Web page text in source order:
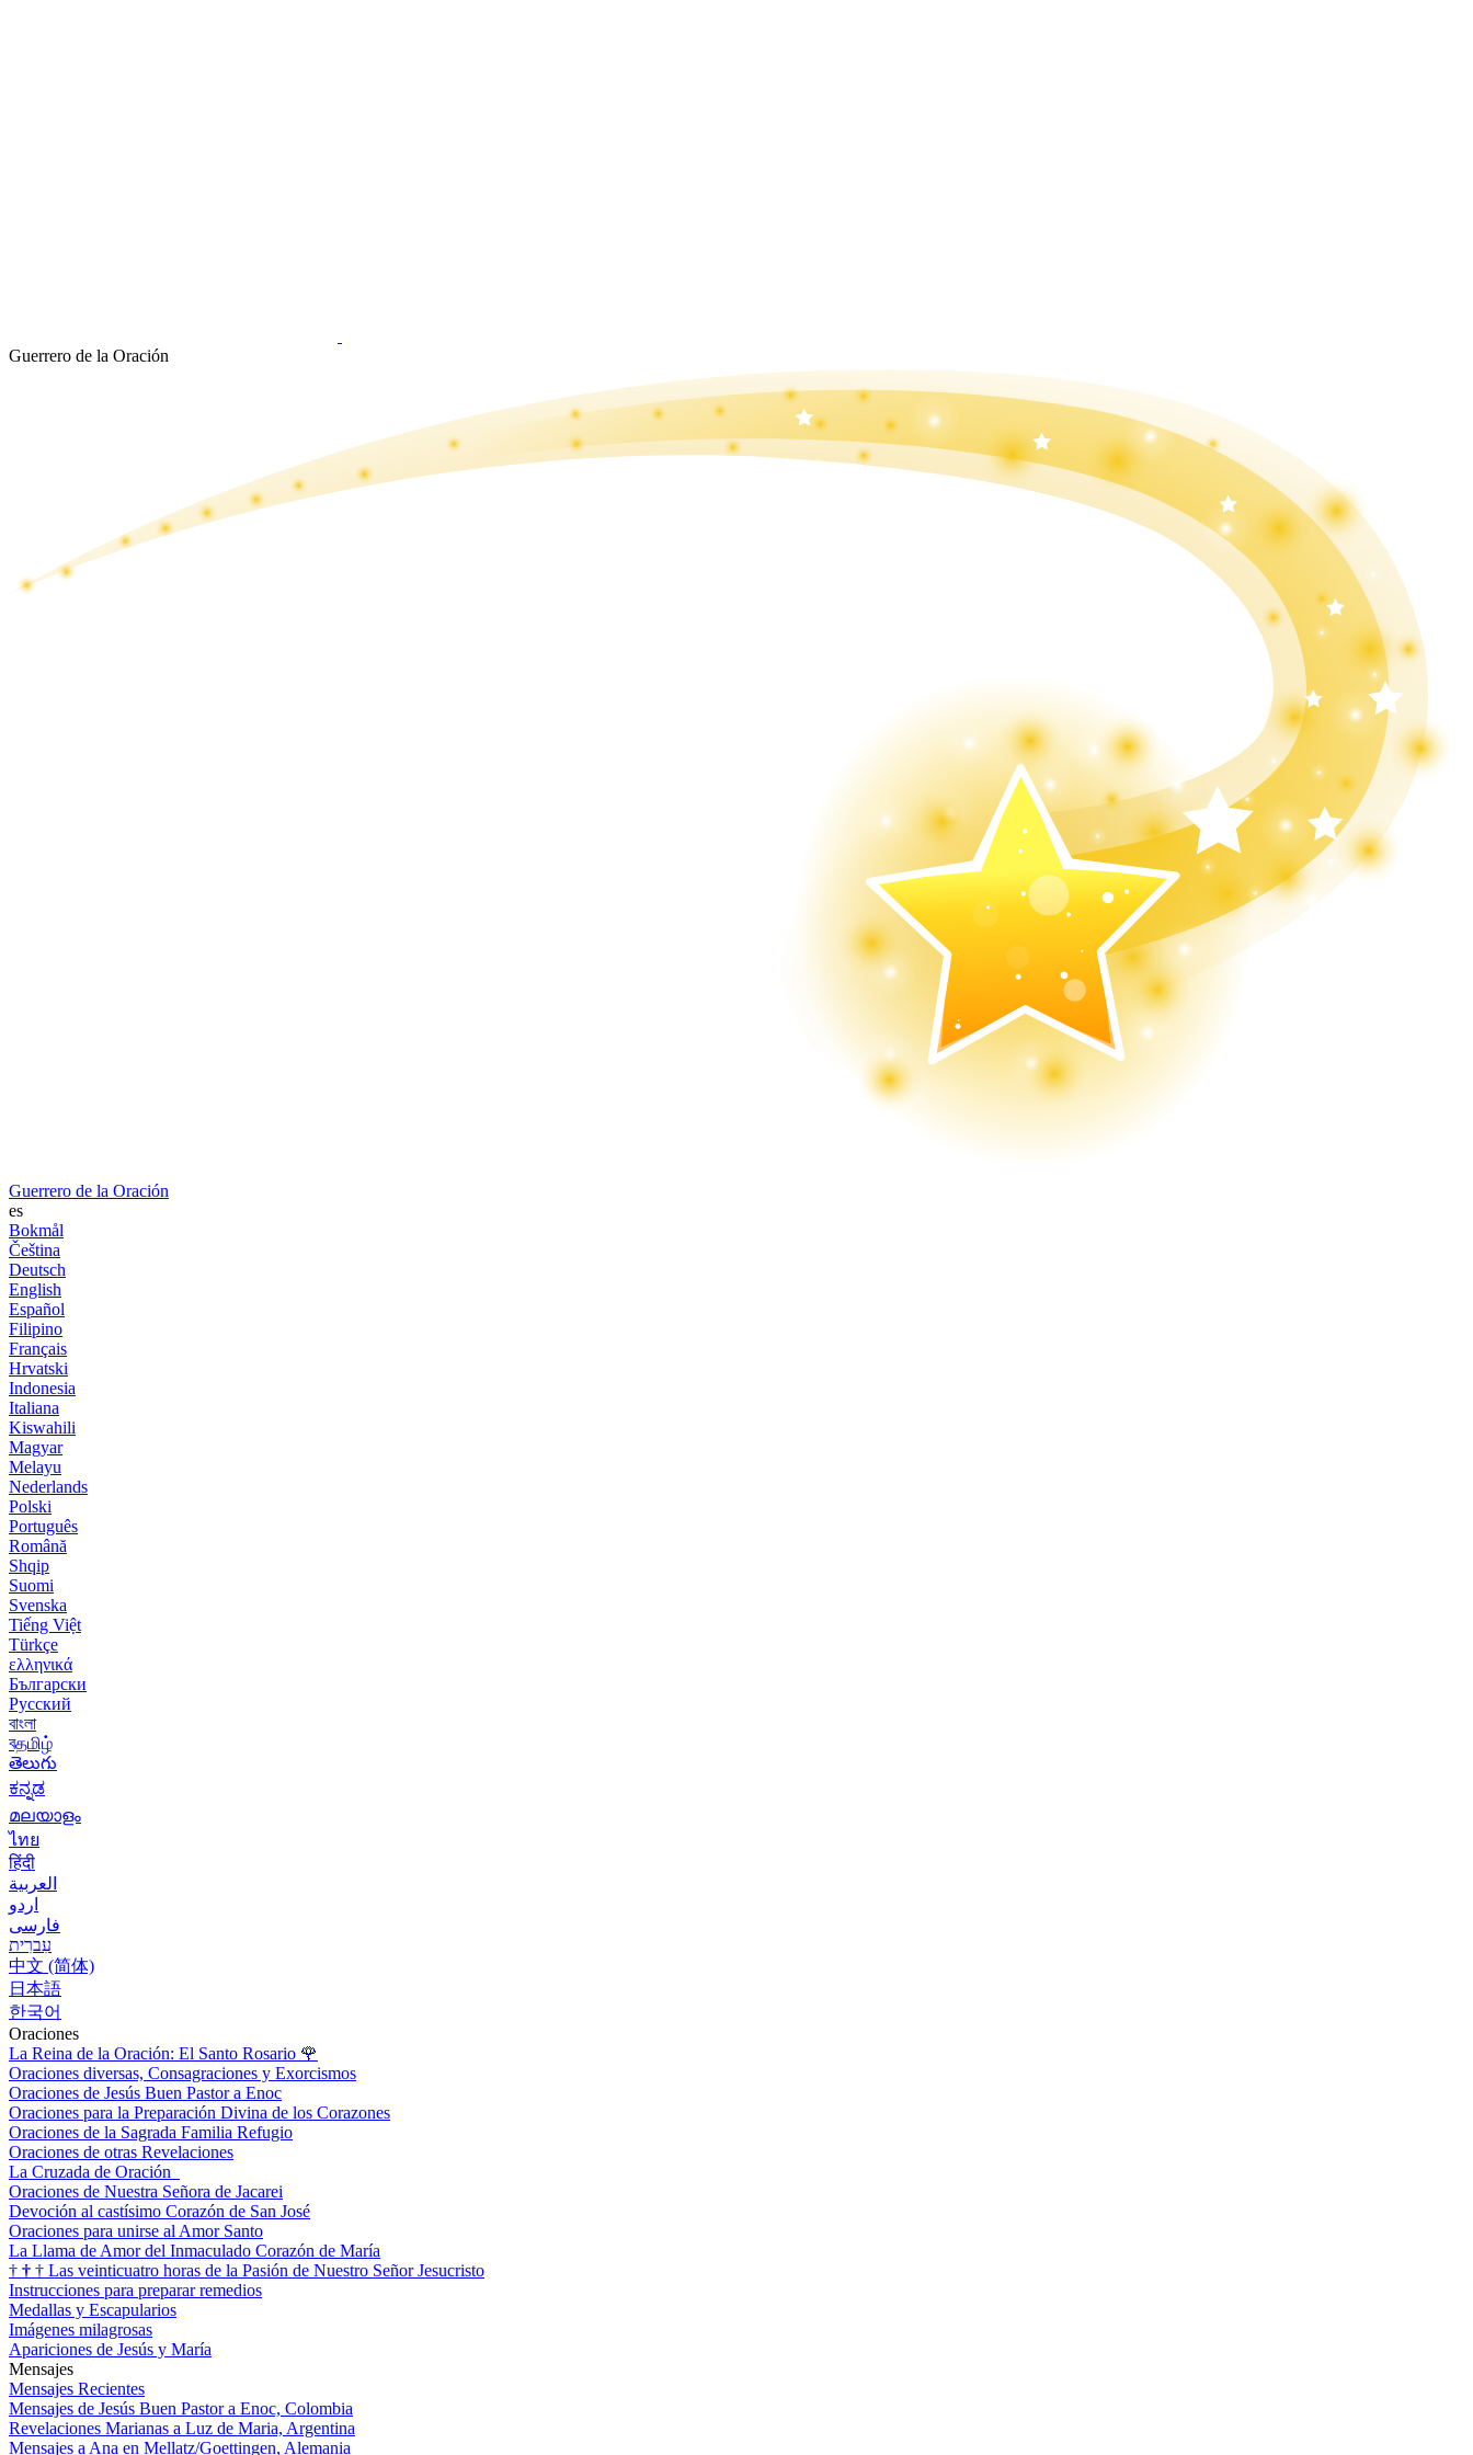
Guerrero de la Oración
Guerrero de la Oración
es
Bokmål
Čeština
Deutsch
English
Español
Filipino
Français
Hrvatski
Indonesia
Italiana
Kiswahili
Magyar
Melayu
Nederlands
Polski
Português
Română
Shqip
Suomi
Svenska
Tiếng Việt
Türkçe
ελληνικά
Български
Русский
বাংলা
বதமிழ்
తెలుగు
ಕನ್ನಡ
മലയാളം
ไทย
हिंदी
العربية
اردو
فارسی
עִברִית
中文 (简体)
日本語
한국어
Oraciones
La Reina de la Oración: El Santo Rosario 🌹
Oraciones diversas, Consagraciones y Exorcismos
Oraciones de Jesús Buen Pastor a Enoc
Oraciones para la Preparación Divina de los Corazones
Oraciones de la Sagrada Familia Refugio
Oraciones de otras Revelaciones
La Cruzada de Oración
Oraciones de Nuestra Señora de Jacarei
Devoción al castísimo Corazón de San José
Oraciones para unirse al Amor Santo
La Llama de Amor del Inmaculado Corazón de María
† † † Las veinticuatro horas de la Pasión de Nuestro Señor Jesucristo
Instrucciones para preparar remedios
Medallas y Escapularios
Imágenes milagrosas
Apariciones de Jesús y María
Mensajes
Mensajes Recientes
Mensajes de Jesús Buen Pastor a Enoc, Colombia
Revelaciones Marianas a Luz de Maria, Argentina
Mensajes a Ana en Mellatz/Goettingen, Alemania